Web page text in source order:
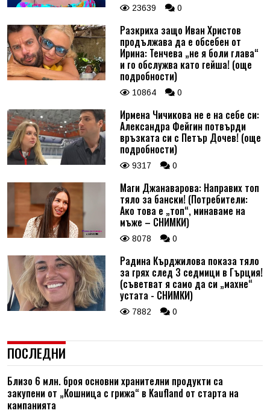
23639 0
Разкриха защо Иван Христов
продължава да е обсебен от
Ирина: Тенчева „не я боли глава“
и го обслужва като гейша! (още
подробности)
10864 0
Ирмена Чичикова не е на себе си:
Александра Фейгин потвърди
връзката си с Петър Дочев! (още
подробности)
9317 0
Маги Джанаварова: Направих топ
тяло за бански! (Потребители:
Ако това е „топ“, минаваме на
мъже – СНИМКИ)
8078 0
Радина Кърджилова показа тяло
за грях след 3 седмици в Гърция!
(съветват я само да си „махне“
устата - СНИМКИ)
7882 0
ПОСЛЕДНИ
Близо 6 млн. броя основни хранителни продукти са
закупени от „Кошница с грижа“ в Kaufland от старта на
кампанията